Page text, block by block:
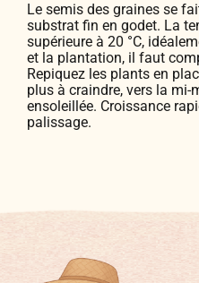
Le semis des graines se
substrat fin en godet. La
supérieure à 20 °C,
et la plantation, il faut
Repiquez les plants en
plus à craindre, vers la mi-
ensoleillée. Croissance
palissage.